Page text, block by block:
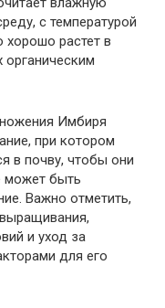
с температурой
растет в
Имбиря
при котором
в почву, чтобы они
может быть
Важно отметить,
и уход за
для его